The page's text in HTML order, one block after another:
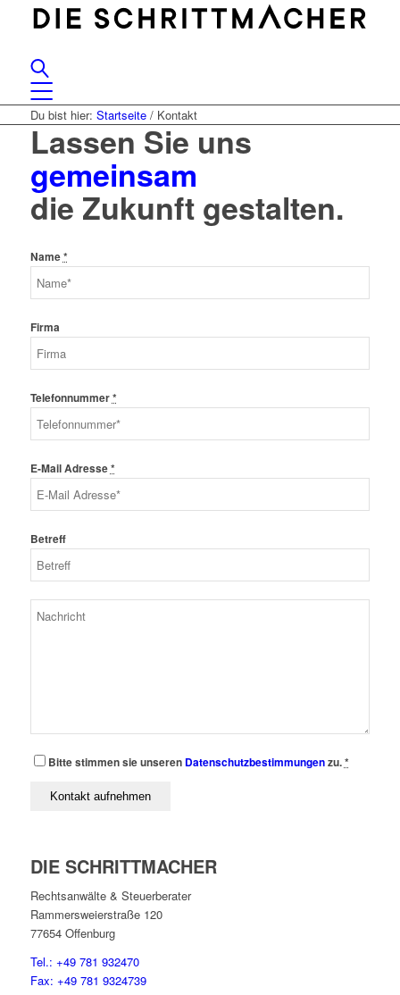
Du bist hier: Startseite / Kontakt
Lassen Sie uns
gemeinsam
die Zukunft gestalten.
Name*
Firma
Telefonnummer*
E-Mail Adresse*
Betreff
Bitte stimmen sie unseren Datenschutzbestimmungenzu.*
DIE SCHRITTMACHER
Rechtsanwälte & Steuerberater
Rammersweierstraße 120
77654 Offenburg
Tel.: +49 781 932470
Fax: +49 781 9324739